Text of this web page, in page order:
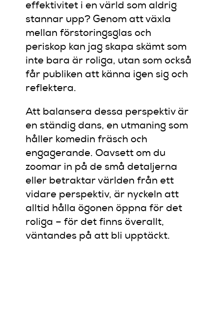
effektivitet i en värld som aldrig
stannar upp? Genom att växla
mellan förstoringsglas och
periskop kan jag skapa skämt som
inte bara är roliga, utan som också
får publiken att känna igen sig och
reflektera.
Att balansera dessa perspektiv är
en ständig dans, en utmaning som
håller komedin fräsch och
engagerande. Oavsett om du
zoomar in på de små detaljerna
eller betraktar världen från ett
vidare perspektiv, är nyckeln att
alltid hålla ögonen öppna för det
roliga – för det finns överallt,
väntandes på att bli upptäckt.